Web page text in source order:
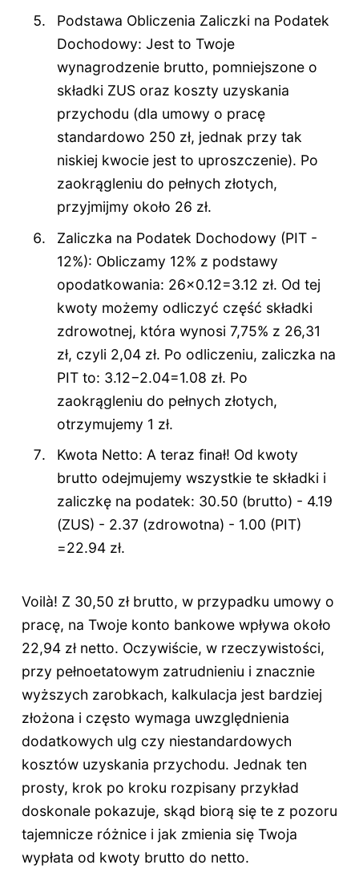
Podstawa Obliczenia Zaliczki na Podatek
Dochodowy: Jest to Twoje
wynagrodzenie brutto, pomniejszone o
składki ZUS oraz koszty uzyskania
przychodu (dla umowy o pracę
standardowo 250 zł, jednak przy tak
niskiej kwocie jest to uproszczenie). Po
zaokrągleniu do pełnych złotych,
przyjmijmy około 26 zł.
Zaliczka na Podatek Dochodowy (PIT -
12%): Obliczamy 12% z podstawy
opodatkowania: 26×0.12=3.12 zł. Od tej
kwoty możemy odliczyć część składki
zdrowotnej, która wynosi 7,75% z 26,31
zł, czyli 2,04 zł. Po odliczeniu, zaliczka na
PIT to: 3.12−2.04=1.08 zł. Po
zaokrągleniu do pełnych złotych,
otrzymujemy 1 zł.
Kwota Netto: A teraz finał! Od kwoty
brutto odejmujemy wszystkie te składki i
zaliczkę na podatek: 30.50 (brutto) - 4.19
(ZUS) - 2.37 (zdrowotna) - 1.00 (PIT)
=22.94 zł.
Voilà! Z 30,50 zł brutto, w przypadku umowy o
pracę, na Twoje konto bankowe wpływa około
22,94 zł netto. Oczywiście, w rzeczywistości,
przy pełnoetatowym zatrudnieniu i znacznie
wyższych zarobkach, kalkulacja jest bardziej
złożona i często wymaga uwzględnienia
dodatkowych ulg czy niestandardowych
kosztów uzyskania przychodu. Jednak ten
prosty, krok po kroku rozpisany przykład
doskonale pokazuje, skąd biorą się te z pozoru
tajemnicze różnice i jak zmienia się Twoja
wypłata od kwoty brutto do netto.